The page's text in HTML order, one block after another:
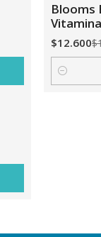
Blooms
$12.600
Cantidad